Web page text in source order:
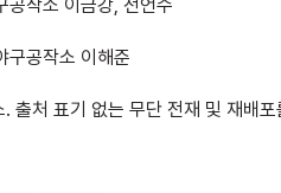
공작소 이금강, 전언수
구공작소 이해준
출처 표기 없는 무단 전재 및 재배